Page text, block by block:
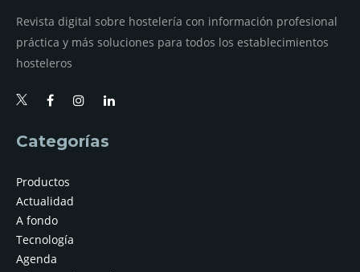
Revista digital sobre hostelería con información profesional
práctica y más soluciones para todos los establecimientos
hosteleros
Categorías
Productos
Actualidad
A fondo
Tecnología
Agenda